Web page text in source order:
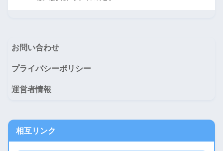
お問い合わせ
プライバシーポリシー
運営者情報
相互リンク